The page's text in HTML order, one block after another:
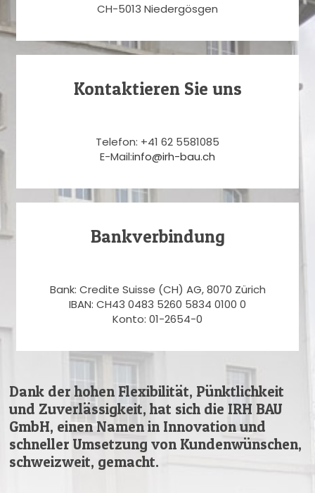
CH-5013 Niedergösgen
Kontaktieren Sie uns
Telefon: +41 62 5581085
E-Mail:info@irh-bau.ch
Bankverbindung
Bank: Credite Suisse (CH) AG, 8070 Zürich
IBAN: CH43 0483 5260 5834 0100 0
Konto: 01-2654-0
Dank der hohen Flexibilität, Pünktlichkeit
und Zuverlässigkeit, hat sich die IRH BAU
GmbH, einen Namen in Innovation und
schneller Umsetzung von Kundenwünschen,
schweizweit, gemacht.